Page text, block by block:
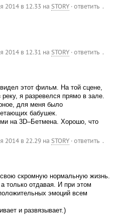
2014 в 12.33 на STORY · ответить .
2014 в 12.31 на STORY · ответить .
этот фильм. На той сцене,
я разревелся прямо в зале.
для меня было
бабушек.
на 3D–Бетмена. Хорошо, что
2014 в 22.29на STORY · ответить .
скромную нормальную жизнь.
только отдавая. И при этом
эмоций всем
и развязывает.)